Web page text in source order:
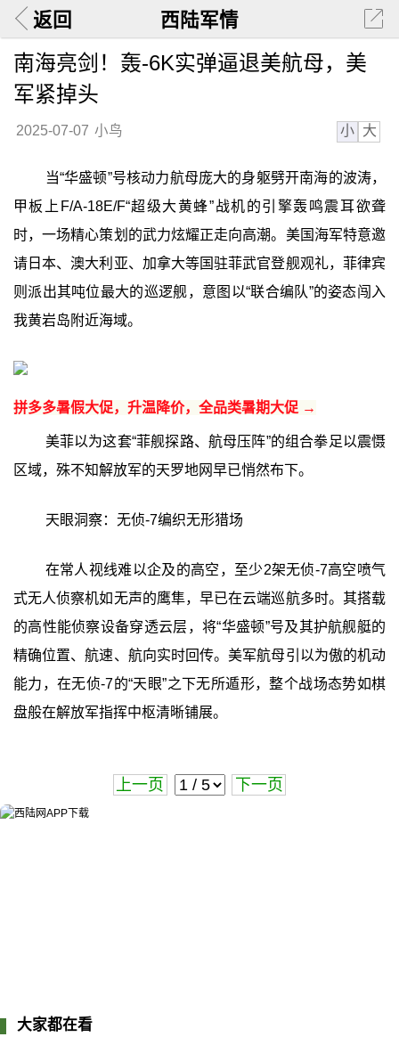
返回 西陆军情
南海亮剑！轰-6K实弹逼退美航母，美
军紧掉头
2025-07-07 小鸟 小 大
当“华盛顿”号核动力航母庞大的身躯劈开南海的波涛，
甲板上F/A-18E/F“超级大黄蜂”战机的引擎轰鸣震耳欲聋
时，一场精心策划的武力炫耀正走向高潮。美国海军特意邀
请日本、澳大利亚、加拿大等国驻菲武官登舰观礼，菲律宾
则派出其吨位最大的巡逻舰，意图以“联合编队”的姿态闯入
我黄岩岛附近海域。
拼多多暑假大促，升温降价，全品类暑期大促 →
美菲以为这套“菲舰探路、航母压阵”的组合拳足以震慑
区域，殊不知解放军的天罗地网早已悄然布下。
天眼洞察：无侦-7编织无形猎场
在常人视线难以企及的高空，至少2架无侦-7高空喷气
式无人侦察机如无声的鹰隼，早已在云端巡航多时。其搭载
的高性能侦察设备穿透云层，将“华盛顿”号及其护航舰艇的
精确位置、航速、航向实时回传。美军航母引以为傲的机动
能力，在无侦-7的“天眼”之下无所遁形，整个战场态势如棋
盘般在解放军指挥中枢清晰铺展。
上一页 下一页
大家都在看